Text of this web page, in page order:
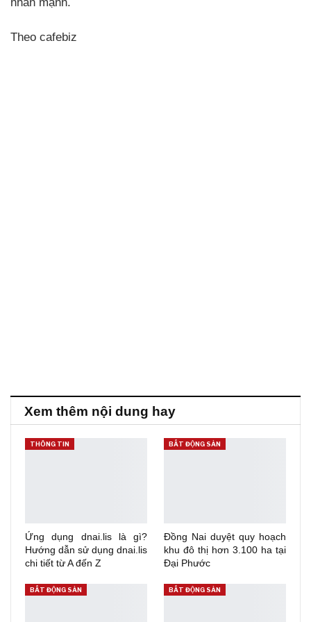
Theo cafebiz
Xem thêm nội dung hay
THÔNG TIN
Ứng dụng dnai.lis là gì?
Hướng dẫn sử dụng dnai.lis
chi tiết từ A đến Z
BẤT ĐỘNG SẢN
Đồng Nai duyệt quy hoạch
khu đô thị hơn 3.100 ha tại
Đại Phước
BẤT ĐỘNG SẢN BẤT ĐỘNG SẢN